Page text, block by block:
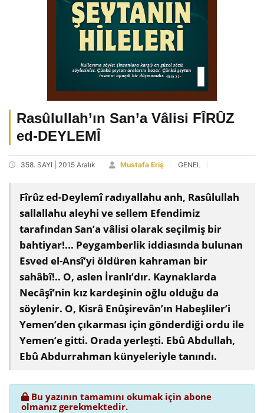
Rasûlullah’ın San’a Vâlisi FÎRÛZ
ed-DEYLEMÎ
358. SAYI | 2015 Aralık Mustafa Eriş GENEL
Fîrûz ed-Deylemî radıyallahu anh, Rasûlullah
sallallahu aleyhi ve sellem Efendimiz
tarafından San’a vâlisi olarak seçilmiş bir
bahtiyar!... Peygamberlik iddiasında bulunan
Esved el-Ansî’yi öldüren kahraman bir
sahâbî!.. O, aslen İranlı’dır. Kaynaklarda
Necâşî’nin kız kardeşinin oğlu olduğu da
söylenir. O, Kisrâ Enûşirevân’ın Habeşliler’i
Yemen’den çıkarması için gönderdiği ordu ile
Yemen’e gitti. Orada yerleşti. Ebû Abdullah,
Ebû Abdurrahman künyeleriyle tanındı.
Bu yazının tamamını okumak için abone
olmanız gerekmektedir.